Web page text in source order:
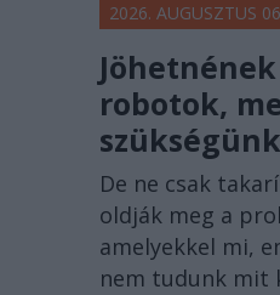
2026. AUGUSZTUS
robotok,
De ne csak
oldják meg a
amelyekkel mi,
nem tudunk mit